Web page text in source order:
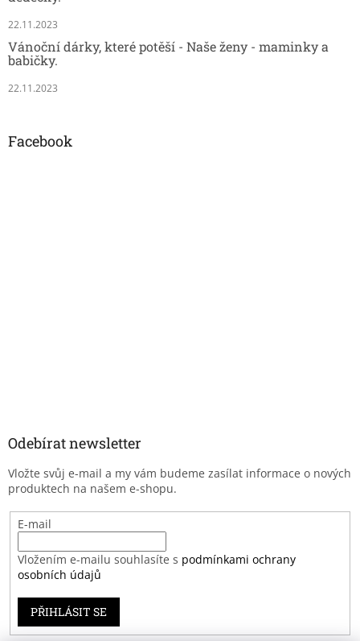
22.11.2023
Vánoční dárky, které potěší - Naše ženy - maminky a
babičky.
22.11.2023
Facebook
Odebírat newsletter
Vložte svůj e-mail a my vám budeme zasílat informace o nových
produktech na našem e-shopu.
E-mail
Vložením e-mailu souhlasíte s podmínkami ochrany
osobních údajů
PŘIHLÁSIT SE